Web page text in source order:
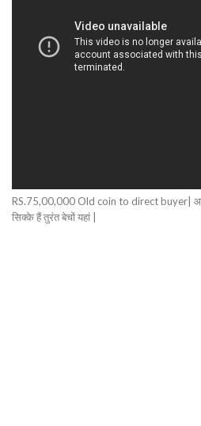
RS.75,00,000 Old coin to direct buyer|
सिक्के हैं तुरंत बेचों यहां |